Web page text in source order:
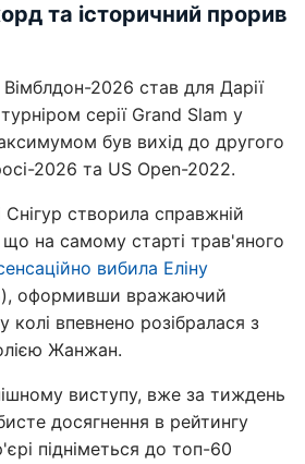
та історичний прорив
2026 став для Дарії
серії Grand Slam у
був вихід до другого
2026 та US Open-2022.
створила справжній
на самому старті трав'яного
вибила Еліну
оформивши вражаючий
колі впевнено розібралася з
Жанжан.
виступу, вже за тиждень
досягнення в рейтингу
підніметься до топ-60